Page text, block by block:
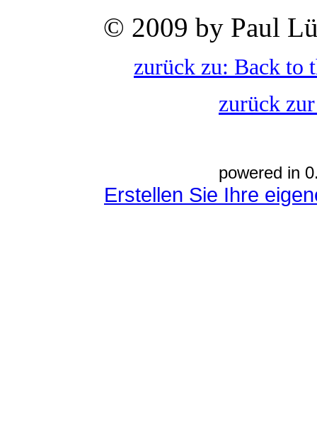
© 2009 by Paul
zurück zu: Back to
zurück
powered in
Erstellen Sie Ihre